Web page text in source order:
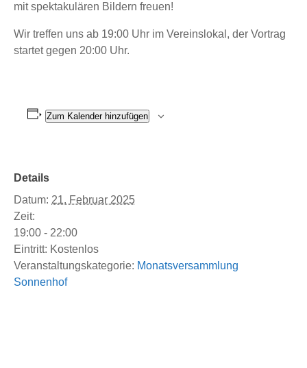
mit spektakulären Bildern freuen!
Wir treffen uns ab 19:00 Uhr im Vereinslokal, der Vortrag
startet gegen 20:00 Uhr.
Zum Kalender hinzufügen
Details
Datum: 21. Februar 2025
Zeit:
19:00 - 22:00
Eintritt: Kostenlos
Veranstaltungskategorie: Monatsversammlung
Sonnenhof